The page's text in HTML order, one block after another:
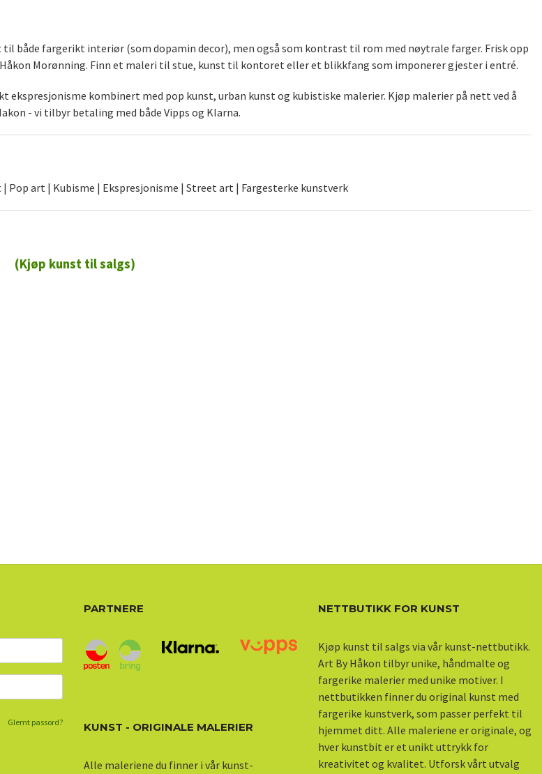
både fargerikt interiør (som dopamin decor), men også som kontrast til rom med nøytrale farger. Frisk opp
Morønning. Finn et maleri til stue, kunst til kontoret eller et blikkfang som imponerer gjester i entré.
kombinert med pop kunst, urban kunst og kubistiske malerier. Kjøp malerier på nett ved å
- vi tilbyr betaling med både Vipps og Klarna.
Pop art | Kubisme | Ekspresjonisme | Street art | Fargesterke kunstverk
(Kjøp kunst til salgs)
Glemt passord?
PARTNERE
KUNST - ORIGINALE MALERIER
Alle maleriene du finner i vår kunst-
NETTBUTIKK FOR KUNST
Kjøp kunst til salgs via vår kunst-nettbutikk.
Art By Håkon tilbyr unike, håndmalte og
fargerike malerier med unike motiver. I
nettbutikken finner du original kunst med
fargerike kunstverk, som passer perfekt til
hjemmet ditt. Alle maleriene er originale, og
hver kunstbit er et unikt uttrykk for
kreativitet og kvalitet. Utforsk vårt utvalg